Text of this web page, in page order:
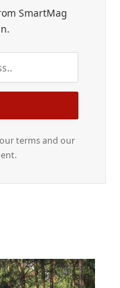
SmartMag
terms and our